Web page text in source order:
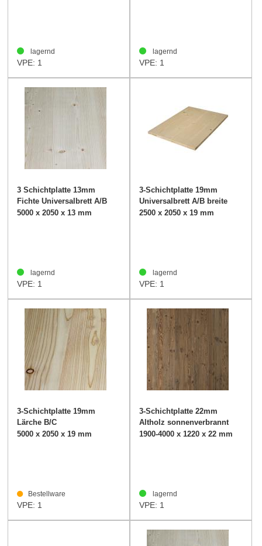
lagernd
VPE: 1
lagernd
VPE: 1
3 Schichtplatte 13mm
Fichte Universalbrett A/B
BL
5000 x 2050 x 13 mm
lagernd
VPE: 1
3-Schichtplatte 19mm
Universalbrett A/B breite
Lamelle
2500 x 2050 x 19 mm
lagernd
VPE: 1
3-Schichtplatte 19mm
Lärche B/C
5000 x 2050 x 19 mm
Bestellware
VPE: 1
3-Schichtplatte 22mm
Altholz sonnenverbrannt
dunkelbraun
1900-4000 x 1220 x 22 mm
lagernd
VPE: 1